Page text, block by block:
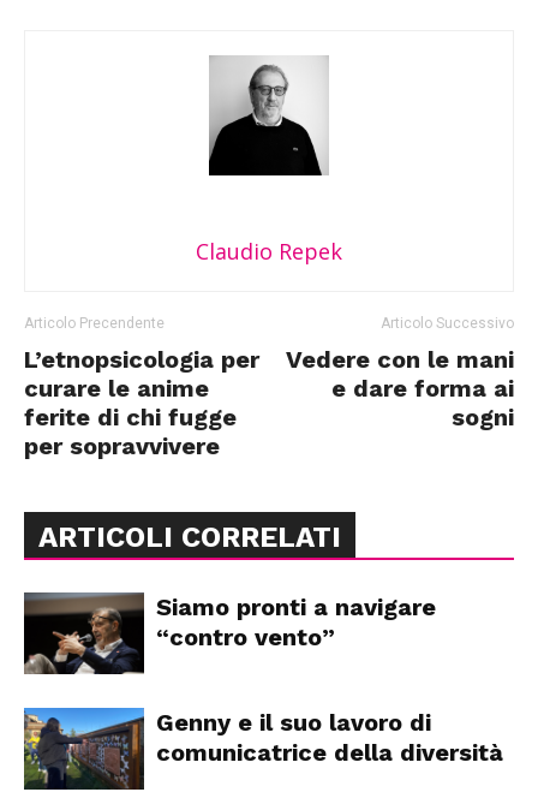
Claudio Repek
Articolo Precendente
L’etnopsicologia per
curare le anime
ferite di chi fugge
per sopravvivere
Articolo Successivo
Vedere con le mani
e dare forma ai
sogni
ARTICOLI CORRELATI
Siamo pronti a navigare
“contro vento”
Genny e il suo lavoro di
comunicatrice della diversità